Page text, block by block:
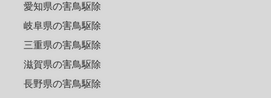
愛知県の害鳥駆除
岐阜県の害鳥駆除
三重県の害鳥駆除
滋賀県の害鳥駆除
長野県の害鳥駆除